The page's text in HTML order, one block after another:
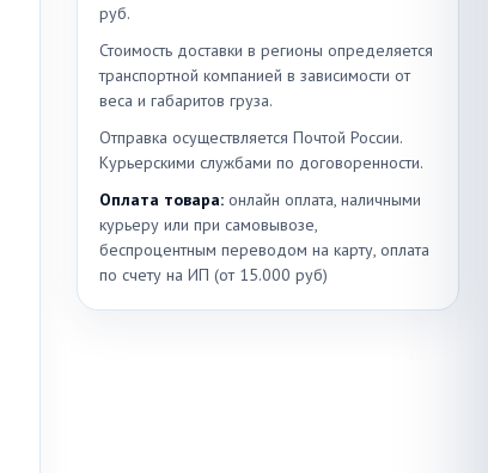
руб.
Стоимость доставки в регионы определяется
транспортной компанией в зависимости от
веса и габаритов груза.
Отправка осуществляется Почтой России.
Курьерскими службами по договоренности.
Оплата товара: онлайн оплата, наличными
курьеру или при самовывозе,
беспроцентным переводом на карту, оплата
по счету на ИП (от 15.000 руб)